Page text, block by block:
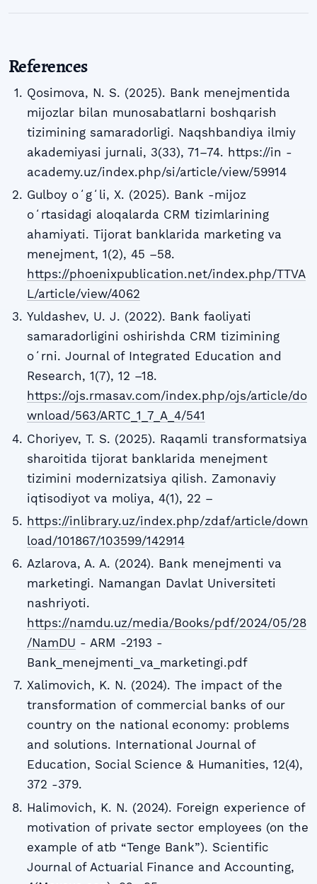
References
Qosimova, N. S. (2025). Bank menejmentida
mijozlar bilan munosabatlarni boshqarish
tizimining samaradorligi. Naqshbandiya ilmiy
akademiyasi jurnali, 3(33), 71–74. https://in -
academy.uz/index.php/si/article/view/59914
Gulboy oʻgʻli, X. (2025). Bank -mijoz
oʻrtasidagi aloqalarda CRM tizimlarining
ahamiyati. Tijorat banklarida marketing va
menejment, 1(2), 45 –58.
https://phoenixpublication.net/index.php/TTVA
L/article/view/4062
Yuldashev, U. J. (2022). Bank faoliyati
samaradorligini oshirishda CRM tizimining
oʻrni. Journal of Integrated Education and
Research, 1(7), 12 –18.
https://ojs.rmasav.com/index.php/ojs/article/do
wnload/563/ARTC_1_7_A_4/541
Choriyev, T. S. (2025). Raqamli transformatsiya
sharoitida tijorat banklarida menejment
tizimini modernizatsiya qilish. Zamonaviy
iqtisodiyot va moliya, 4(1), 22 –
https://inlibrary.uz/index.php/zdaf/article/down
load/101867/103599/142914
Azlarova, A. A. (2024). Bank menejmenti va
marketingi. Namangan Davlat Universiteti
nashriyoti.
https://namdu.uz/media/Books/pdf/2024/05/28
/NamDU - ARM -2193 -
Bank_menejmenti_va_marketingi.pdf
Xalimovich, K. N. (2024). The impact of the
transformation of commercial banks of our
country on the national economy: problems
and solutions. International Journal of
Education, Social Science & Humanities, 12(4),
372 -379.
Halimovich, K. N. (2024). Foreign experience of
motivation of private sector employees (on the
example of atb “Tenge Bank”). Scientific
Journal of Actuarial Finance and Accounting,